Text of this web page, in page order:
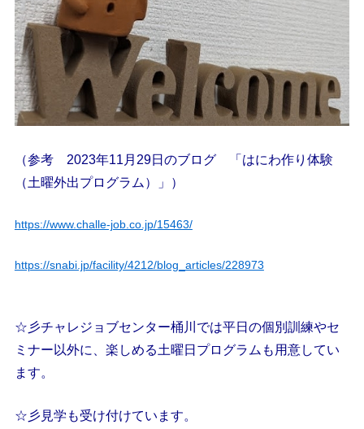
（参考 2023年11月29日のブログ 「はにわ作り体験
（土曜外出プログラム）」）
https://www.challe-job.co.jp/15463/
https://snabi.jp/facility/4212/blog_articles/228973
☆彡チャレジョブセンター桶川では平日の個別訓練やセ
ミナー以外に、楽しめる土曜日プログラムも用意してい
ます。
☆彡見学も受け付けています。